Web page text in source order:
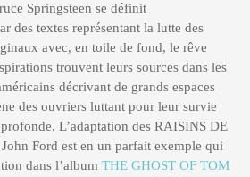
Springsteen se définit
des textes représentant la lutte des
avec, en toile de fond, le rêve
trouvent leurs sources dans les
décrivant de grands espaces
des ouvriers luttant pour leur survie
L’adaptation des RAISINS DE
Ford est en un parfait exemple qui
dans l’album THE GHOST OF TOM